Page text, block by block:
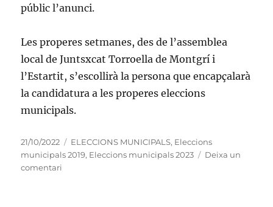
públic l’anunci.
Les properes setmanes, des de l’assemblea
local de Juntsxcat Torroella de Montgrí i
l’Estartit, s’escollirà la persona que encapçalarà
la candidatura a les properes eleccions
municipals.
Publicat
el
21/10/2022 Categories
ELECCIONS MUNICIPALS, Eleccions
municipals 2019, Eleccions municipals 2023
Deixa un
comentari